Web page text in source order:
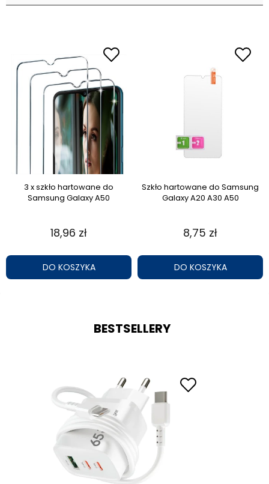
3 x szkło hartowane do
Samsung Galaxy A50
18,96 zł
DO KOSZYKA
Szkło hartowane do Samsung
Galaxy A20 A30 A50
8,75 zł
DO KOSZYKA
BESTSELLERY